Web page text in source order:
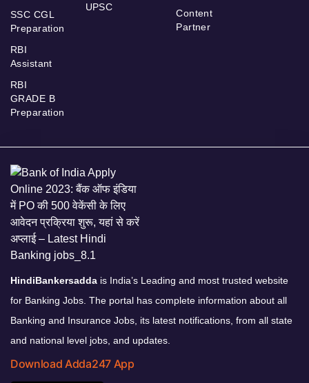
SSC CGL
Preparation
RBI
Assistant
RBI
GRADE B
Preparation
UPSC
Content
Partner
HindiBankersadda is India’s Leading and most trusted website
for Banking Jobs. The portal has complete information about all
Banking and Insurance Jobs, its latest notifications, from all state
and national level jobs, and updates.
Download Adda247 App